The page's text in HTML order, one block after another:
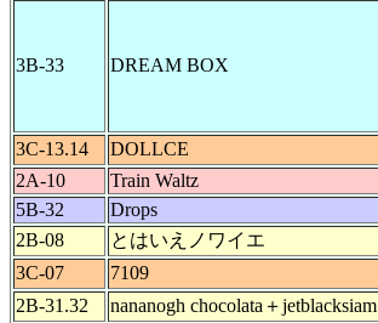
3B-33 DREAM BOX
3C-13.14 DOLLCE
2A-10
Train Waltz
5B-32
Drops
2B-08
とはいえノワイエ
3C-07
7109
2B-31.32
nananogh chocolata＋jetblacksiam